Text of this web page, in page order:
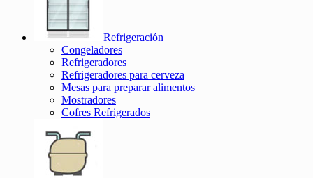
Refrigeración
Congeladores
Refrigeradores
Refrigeradores para cerveza
Mesas para preparar alimentos
Mostradores
Cofres Refrigerados